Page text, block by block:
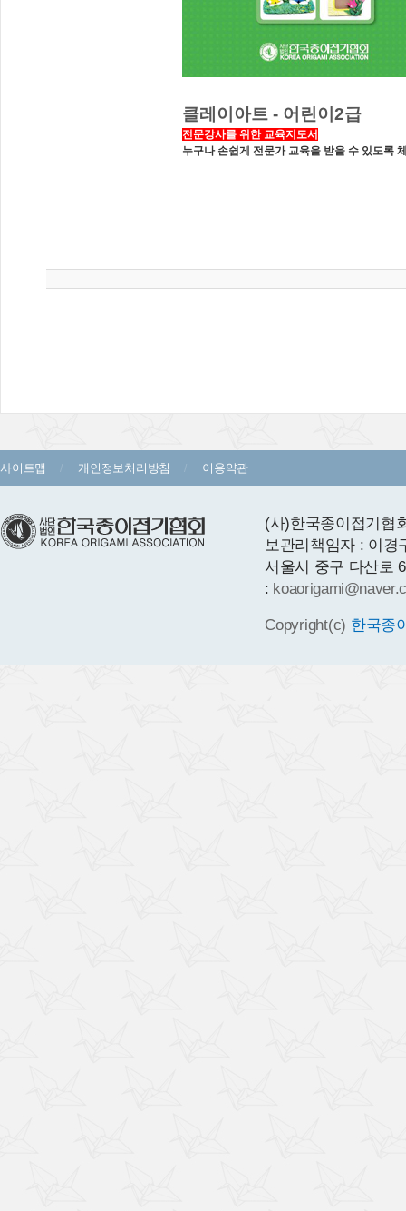
클레이아트 - 어린이2급
전문강사를 위한 교육지도서
누구나 손쉽게 전문가 교육을 받을 수 있도록
사이트맵 개인정보처리방침 이용약관
(사)한국종이접기
보관리책임자 : 이경
서울시 중구 다산로
:
Copyright(c) 한국종